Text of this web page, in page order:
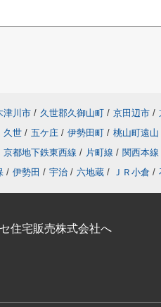
津川市 / 久世郡久御山町 / 京田辺市 /
久世 / 五ケ庄 / 伊勢田町 / 桃山町遠山
京都地下鉄東西線 / 片町線 / 関西本線
/ 伊勢田 / 宇治 / 六地蔵 / ＪＲ小倉 /
住宅販売株式会社へ